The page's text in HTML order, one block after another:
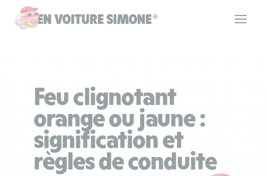
Permis de conduire
Allô Simone
Feu clignotant
orange ou jaune :
signification et
règles de conduite